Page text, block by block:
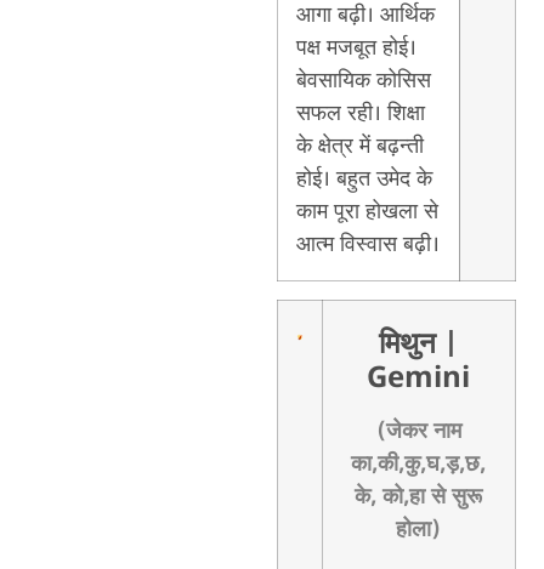
आगा बढ़ी। आर्थिक
पक्ष मजबूत होई।
बेवसायिक कोसिस
सफल रही। शिक्षा
के क्षेत्र में बढ़न्ती
होई। बहुत उमेद के
काम पूरा होखला से
आत्म विस्वास बढ़ी।
मिथुन
Gemini
(जेकर नाम
का,की,कु,घ,ड़,छ,
के, को,हा से सुरू
होला)